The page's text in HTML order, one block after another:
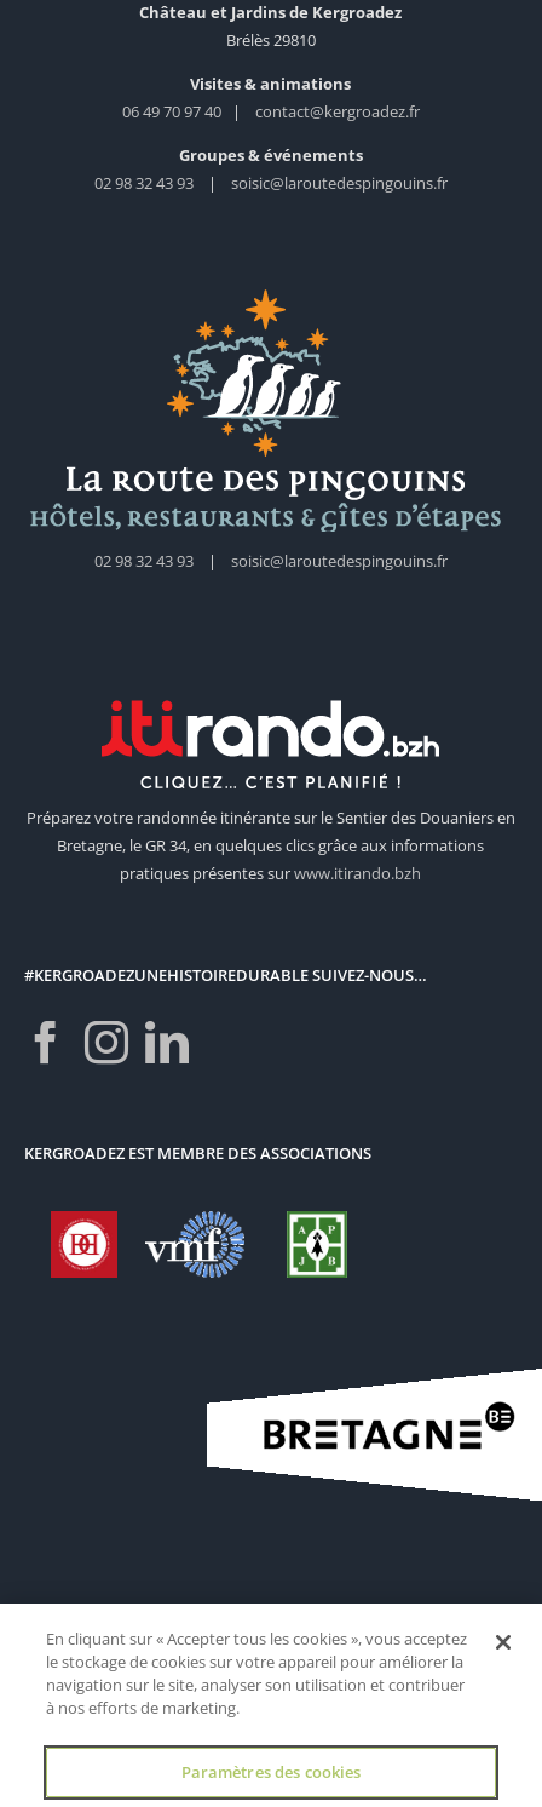
Château et Jardins de Kergroadez
Brélès 29810
Visites & animations
06 49 70 97 40
| contact@kergroadez.fr
Groupes & événements
02 98 32 43 93| soisic@laroutedespingouins.fr
02 98 32 43 93| soisic@laroutedespingouins.fr
Préparez votre randonnée itinérante sur le Sentier des Douaniers en
Bretagne, le GR 34, en quelques clics grâce aux informations
pratiques présentes surwww.itirando.bzh
#KERGROADEZUNEHISTOIREDURABLE SUIVEZ-NOUS…
KERGROADEZ EST MEMBRE DES ASSOCIATIONS
En cliquant sur « Accepter tous les cookies », vous acceptez
le stockage de cookies sur votre appareil pour améliorer la
navigation sur le site, analyser son utilisation et contribuer
à nos efforts de marketing.
Paramètres des cookies